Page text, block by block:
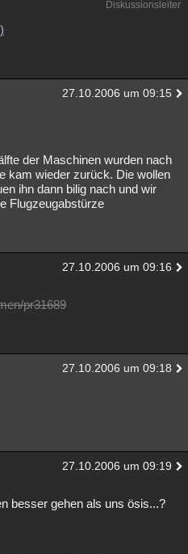
Diskussionsleiter
27.10.2006 um 09:15
der Maschinen wurden nach
kam wieder zurück. Die wollen
ihn dann bilig nach und wir
Flugzeugabstürze
27.10.2006 um 09:16
pr31689
27.10.2006 um 09:18
27.10.2006 um 09:19
besser gehen als uns ösis...?